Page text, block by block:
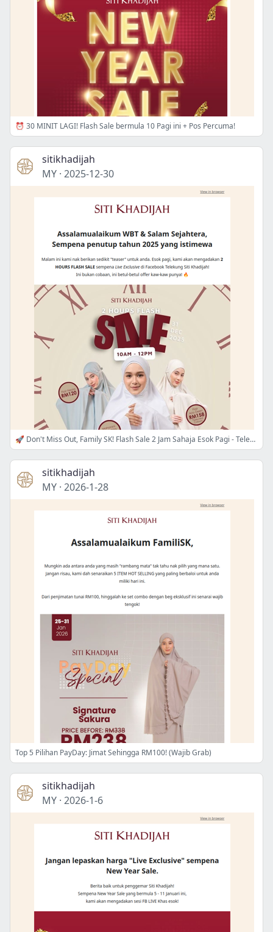
⏰ 30 MINIT LAGI! Flash Sale bermula 10 Pagi ini + Pos Percuma!
sitikhadijah
MY · 2025-12-30
🚀 Don't Miss Out, Family SK! Flash Sale 2 Jam Sahaja Esok Pagi - Telekung RM120 + Free Shipping!
sitikhadijah
MY · 2026-1-28
Top 5 Pilihan PayDay: Jimat Sehingga RM100! (Wajib Grab)
sitikhadijah
MY · 2026-1-6